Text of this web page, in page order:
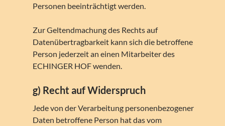
Personen beeinträchtigt werden.
Zur Geltendmachung des Rechts auf
Datenübertragbarkeit kann sich die betroffene
Person jederzeit an einen Mitarbeiter des
ECHINGER HOF wenden.
g) Recht auf Widerspruch
Jede von der Verarbeitung personenbezogener
Daten betroffene Person hat das vom